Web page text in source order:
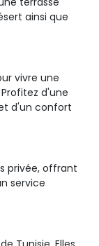
ainsi que
vivre une
d'une
d'un confort
privée, offrant
service